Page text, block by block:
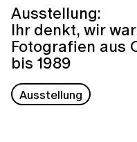
Ausstellung:
Ihr denkt, wir
Fotografien aus
bis 1989
Ausstellung